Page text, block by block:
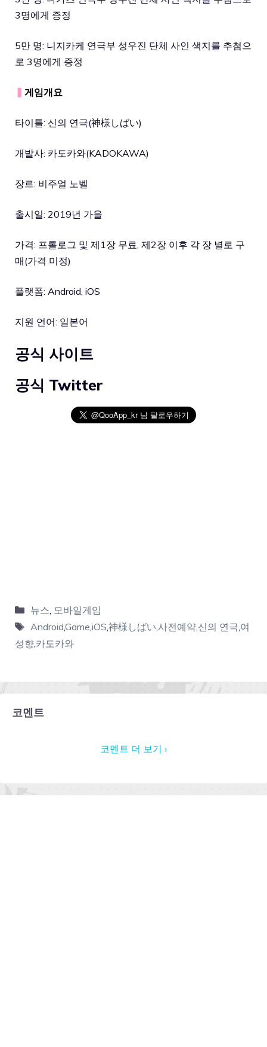
3명에게 증정
5만 명: 니지카케 연극부 성우진 단체 사인 색지를 추첨으
로 3명에게 증정
게임개요
타이틀: 신의 연극(神様しばい)
개발사: 카도카와(KADOKAWA)
장르: 비주얼 노벨
출시일: 2019년 가을
가격: 프롤로그 및 제1장 무료, 제2장 이후 각 장 별로 구
매(가격 미정)
플랫폼: Android, iOS
지원 언어: 일본어
공식 사이트
공식 Twitter
뉴스, 모바일게임
Android,Game,iOS,神様しばい,사전예약,신의 연극,여
성향,카도카와
코멘트
코멘트 더 보기 ›